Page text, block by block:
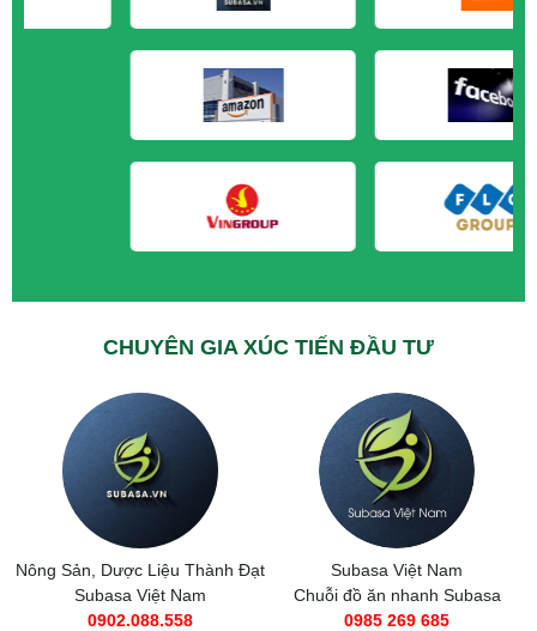
M&A CẦN MUA tại Trà Vinh
M&A CẦN MUA tại Hưng Yên
M&A CẦN MUA tại Quảng Ninh
CHUYÊN GIA XÚC TIẾN ĐẦU TƯ
Nông Sản, Dược Liệu Thành Đạt
Subasa Việt Nam
0902.088.558
Subasa Việt Nam
Chuỗi đồ ăn nhanh Subasa
0985 269 685